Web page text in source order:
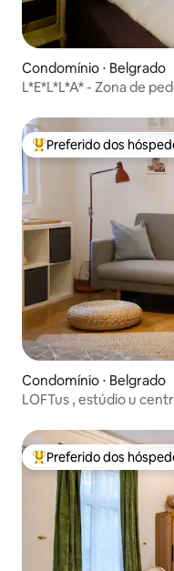
Condomínio ⋅ Belgrado
L*E*L*L*A* - Zona de
Entre os melhores
Preferido dos
Condomínio ⋅ Belgrado
LOFTus , estúdio u
Entre os melhores
Preferido dos